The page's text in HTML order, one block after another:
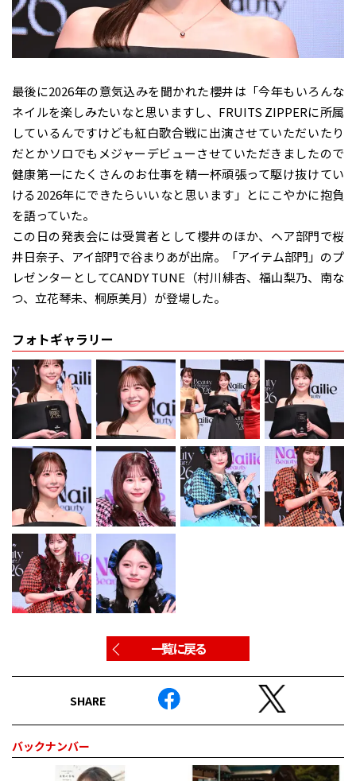
最後に2026年の意気込みを聞かれた櫻井は「今年もいろんな
ネイルを楽しみたいなと思いますし、FRUITS ZIPPERに所属
しているんですけども紅白歌合戦に出演させていただいたり
だとかソロでもメジャーデビューさせていただきましたので
健康第一にたくさんのお仕事を精一杯頑張って駆け抜けてい
ける2026年にできたらいいなと思います」とにこやかに抱負
を語っていた。
この日の発表会には受賞者として櫻井のほか、ヘア部門で桜
井日奈子、アイ部門で谷まりあが出席。「アイテム部門」のプ
レゼンターとしてCANDY TUNE（村川緋杏、福山梨乃、南な
つ、立花琴未、桐原美月）が登場した。
フォトギャラリー
一覧に戻る
SHARE
バックナンバー